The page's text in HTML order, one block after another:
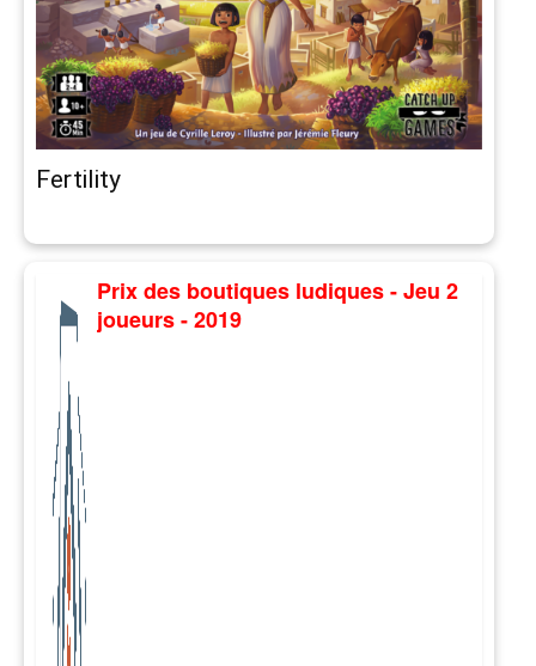
Fertility
Prix des boutiques ludiques - Jeu 2
joueurs - 2019